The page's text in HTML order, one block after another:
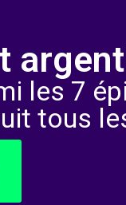
les 7
tous